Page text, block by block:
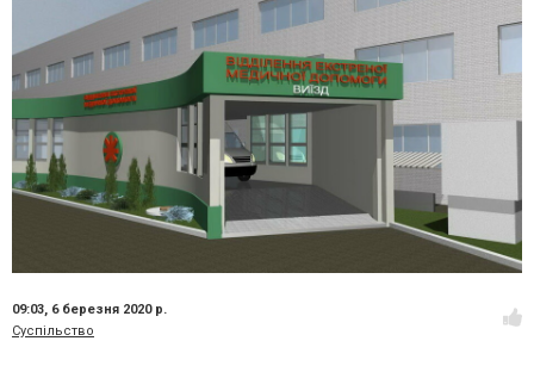
09:03, 6 березня 2020 р.
Суспільство